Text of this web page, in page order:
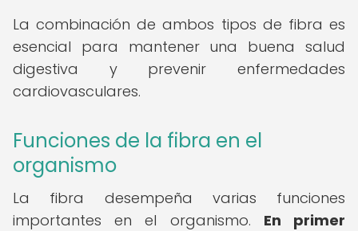
La combinación de ambos tipos de fibra es
esencial para mantener una buena salud
digestiva y prevenir enfermedades
cardiovasculares.
Funciones de la fibra en el
organismo
La fibra desempeña varias funciones
importantes en el organismo. En primer